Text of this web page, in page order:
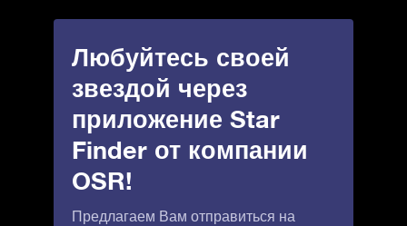
Любуйтесь своей
звездой через
приложение Star
Finder от компании
OSR!
Предлагаем Вам отправиться на